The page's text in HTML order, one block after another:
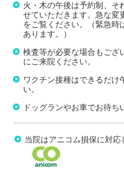
火・木の午後は予約制、そ
せていただきます。急な変
をご覧ください。（緊急時
あります。）
検査等が必要な場合もござ
にご来院ください。
ワクチン接種はできるだけ
い。
ドッグランやお車でお待ち
当院はアニコム損保に対応